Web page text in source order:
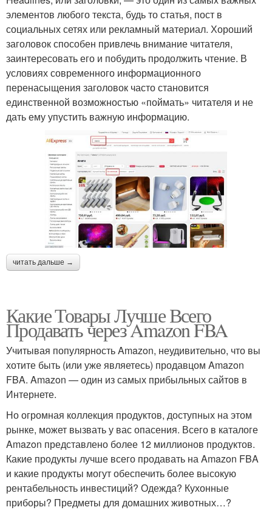
элементов любого текста, будь то статья, пост в
социальных сетях или рекламный материал. Хороший
заголовок способен привлечь внимание читателя,
заинтересовать его и побудить продолжить чтение. В
условиях современного информационного
перенасыщения заголовок часто становится
единственной возможностью «поймать» читателя и не
дать ему упустить важную информацию.
читать дальше →
Какие Товары Лучше Всего
Продавать через Amazon FBA
Учитывая популярность Amazon, неудивительно, что вы
хотите быть (или уже являетесь) продавцом Amazon
FBA. Amazon — один из самых прибыльных сайтов в
Интернете.
Но огромная коллекция продуктов, доступных на этом
рынке, может вызвать у вас опасения. Всего в каталоге
Amazon представлено более 12 миллионов продуктов.
Какие продукты лучше всего продавать на Amazon FBA
и какие продукты могут обеспечить более высокую
рентабельность инвестиций? Одежда? Кухонные
приборы? Предметы для домашних животных…?